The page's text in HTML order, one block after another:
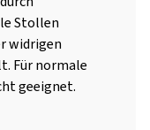
Stollen
widrigen
Für normale
geeignet.